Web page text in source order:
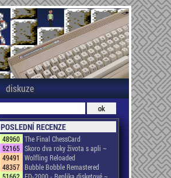
diskuze
POSLEDNÍ RECENZE
48960 The Final ChessCard
52165 Skoro dva roky života s apli ~
49491
Wolfling Reloaded
48357 Bubble Bobble Remastered